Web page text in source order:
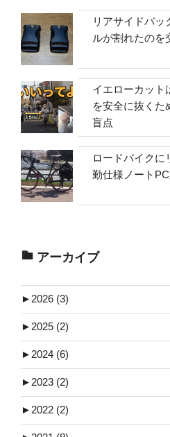
リアサイドバッ
ルが割れたのを
イエローカット
を安全に抜くた
盲点
ロードバイクに
勤仕様ノート
アーカイブ
► 2026 (3)
► 2025 (2)
► 2024 (6)
► 2023 (2)
► 2022 (2)